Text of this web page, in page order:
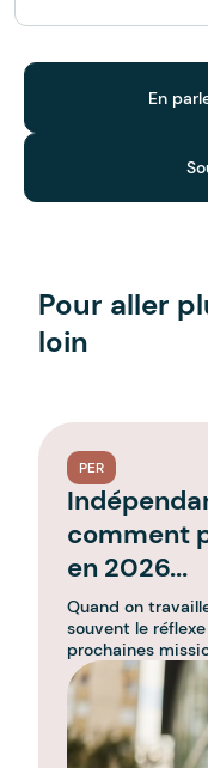
En
Pour aller
loin
PER
comment
en 2026...
Quand on
souvent le
prochaines